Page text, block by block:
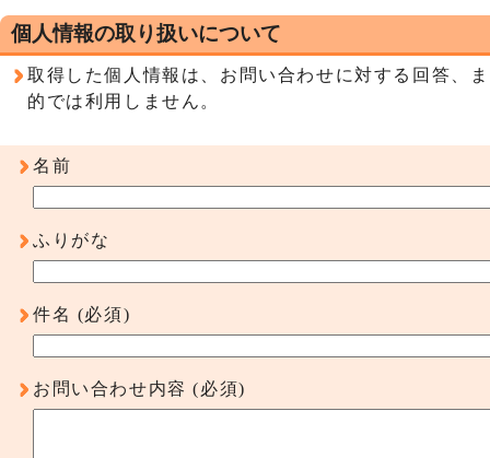
個人情報の取り扱いについて
取得した個人情報は、お問い合わせに対する回答、
的では利用しません。
名前
ふりがな
件名 (必須)
お問い合わせ内容 (必須)